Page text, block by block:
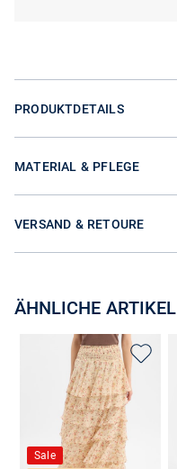
PRODUKTDETAILS
MATERIAL & PFLEGE
VERSAND & RETOURE
ÄHNLICHE ARTIKEL
Sale